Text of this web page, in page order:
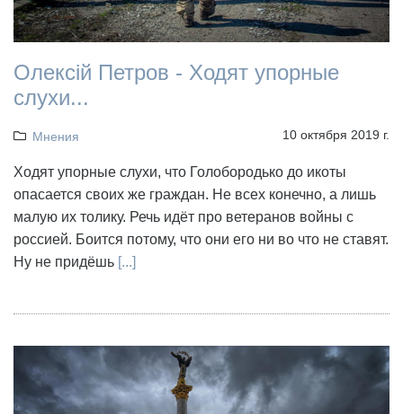
Олексій Петров - Ходят упорные
слухи...
Мнения 10 октября 2019 г.
Ходят упорные слухи, что Голобородько до икоты
опасается своих же граждан. Не всех конечно, а лишь
малую их толику. Речь идёт про ветеранов войны с
россией. Боится потому, что они его ни во что не ставят.
Ну не придёшь [...]